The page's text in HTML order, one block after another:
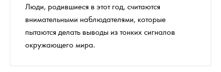
Люди, родившиеся в этот год, считаются
внимательными наблюдателями, которые
пытаются делать выводы из тонких сигналов
окружающего мира.